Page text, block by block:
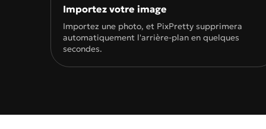
Importez votre image
Importez une photo, et PixPretty supprimera
automatiquement l'arrière-plan en quelques
secondes.